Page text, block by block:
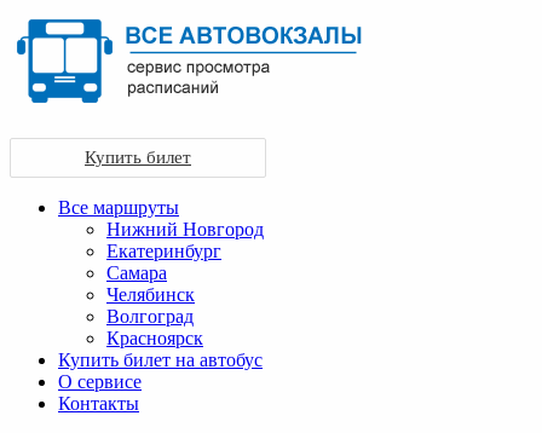
Купить билет
Все маршруты
Нижний Новгород
Екатеринбург
Самара
Челябинск
Волгоград
Красноярск
Купить билет на автобус
О сервисе
Контакты